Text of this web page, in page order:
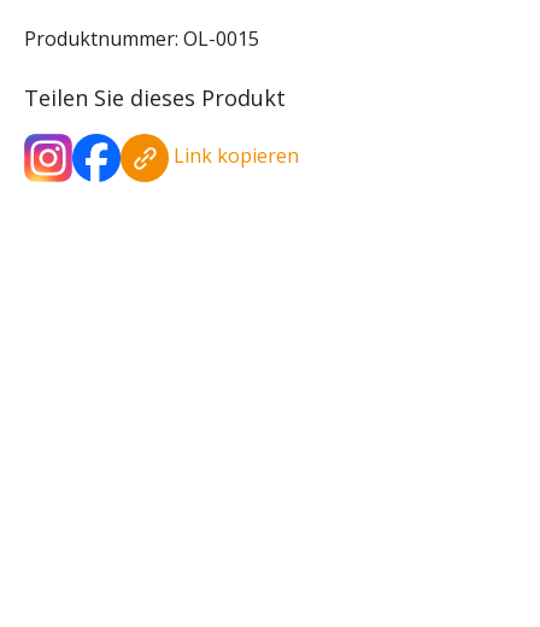
Produktnummer: OL-0015
Teilen Sie dieses Produkt
Link kopieren